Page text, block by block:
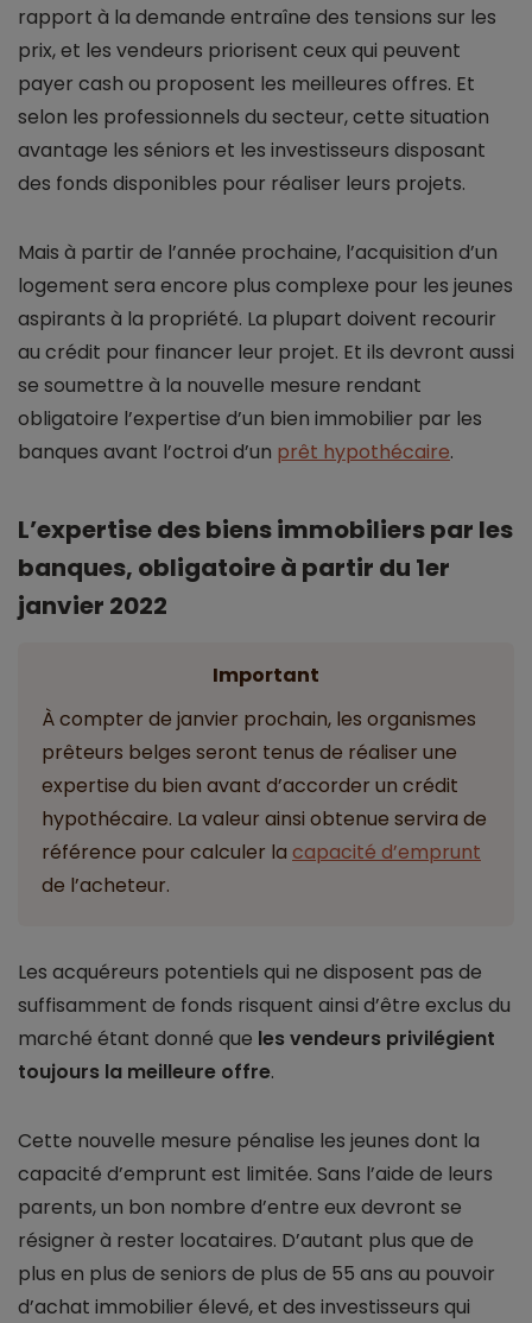
rapport à la demande entraîne des tensions sur les
prix, et les vendeurs priorisent ceux qui peuvent
payer cash ou proposent les meilleures offres. Et
selon les professionnels du secteur, cette situation
avantage les séniors et les investisseurs disposant
des fonds disponibles pour réaliser leurs projets.
Mais à partir de l’année prochaine, l’acquisition d’un
logement sera encore plus complexe pour les jeunes
aspirants à la propriété. La plupart doivent recourir
au crédit pour financer leur projet. Et ils devront aussi
se soumettre à la nouvelle mesure rendant
obligatoire l’expertise d’un bien immobilier par les
banques avant l’octroi d’un prêt hypothécaire.
L’expertise des biens immobiliers par les
banques, obligatoire à partir du 1er
janvier 2022
Important
À compter de janvier prochain, les organismes
prêteurs belges seront tenus de réaliser une
expertise du bien avant d’accorder un crédit
hypothécaire. La valeur ainsi obtenue servira de
référence pour calculer la capacité d’emprunt
de l’acheteur.
Les acquéreurs potentiels qui ne disposent pas de
suffisamment de fonds risquent ainsi d’être exclus du
marché étant donné que les vendeurs privilégient
toujours la meilleure offre.
Cette nouvelle mesure pénalise les jeunes dont la
capacité d’emprunt est limitée. Sans l’aide de leurs
parents, un bon nombre d’entre eux devront se
résigner à rester locataires. D’autant plus que de
plus en plus de seniors de plus de 55 ans au pouvoir
d’achat immobilier élevé, et des investisseurs qui